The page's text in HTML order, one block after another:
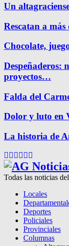
Un
Rescatan a
Chocolate,
Despeñaderos:
proyectos…
Falda del
Dolor y luto en
La historia de
Facebook
Twitter
Instagram
Pinterest
Google
Todas las noticias
Locales
Deportes
Policiales
Provinciales
Columnas